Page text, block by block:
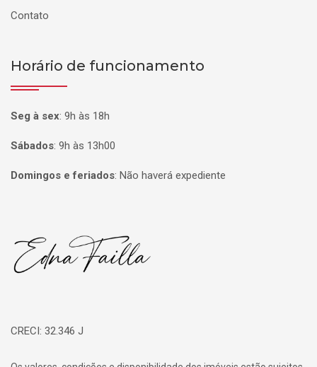
Contato
Horário de funcionamento
Seg à sex: 9h às 18h
Sábados: 9h às 13h00
Domingos e feriados: Não haverá expediente
CRECI: 32.346 J